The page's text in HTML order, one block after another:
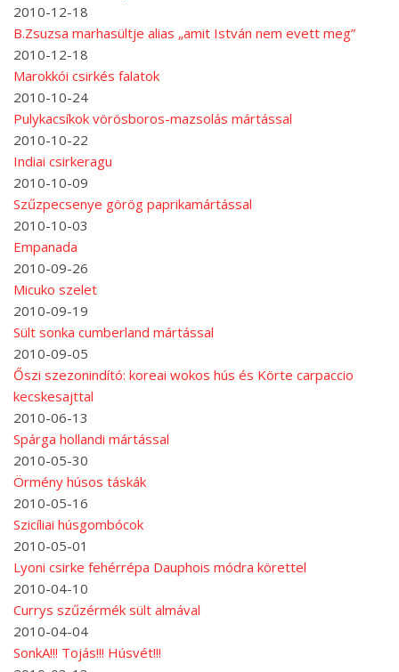
2010-12-18
B.Zsuzsa marhasültje alias „amit István nem evett meg”
2010-12-18
Marokkói csirkés falatok
2010-10-24
Pulykacsíkok vörösboros-mazsolás mártással
2010-10-22
Indiai csirkeragu
2010-10-09
Szűzpecsenye görög paprikamártással
2010-10-03
Empanada
2010-09-26
Micuko szelet
2010-09-19
Sült sonka cumberland mártással
2010-09-05
Őszi szezonindító: koreai wokos hús és Körte carpaccio
kecskesajttal
2010-06-13
Spárga hollandi mártással
2010-05-30
Örmény húsos táskák
2010-05-16
Szicíliai húsgombócok
2010-05-01
Lyoni csirke fehérrépa Dauphois módra körettel
2010-04-10
Currys szűzérmék sült almával
2010-04-04
SonkA!!! Tojás!!! Húsvét!!!